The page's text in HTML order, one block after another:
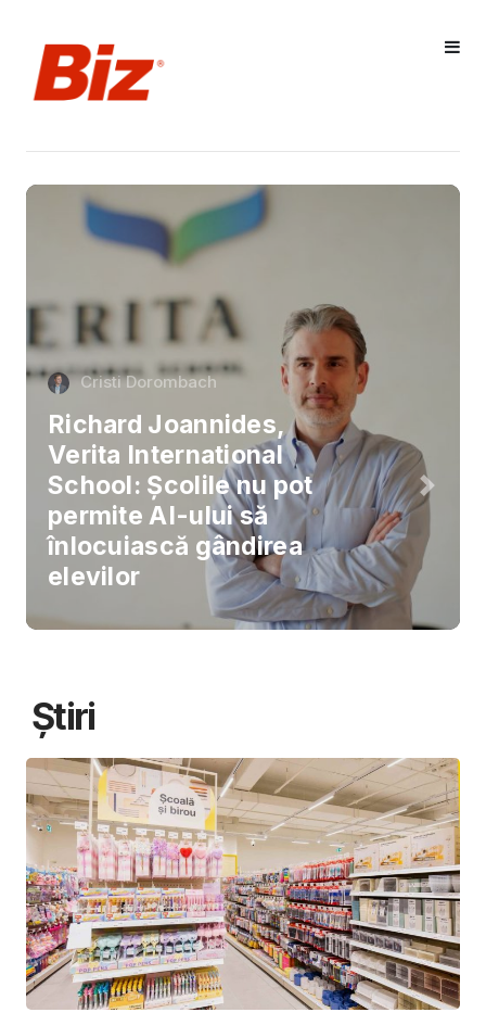
Cristi Dorombach
Richard Joannides,
Verita International
School: Școlile nu pot
permite AI-ului să
înlocuiască gândirea
elevilor
Știri